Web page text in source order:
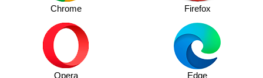
Chrome Firefox
Opera Edge